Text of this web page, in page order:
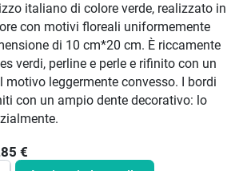
italiano di colore verde, realizzato in
con motivi floreali uniformemente
di 10 cm*20 cm. È riccamente
verdi, perline e perle e rifinito con un
motivo leggermente convesso. I bordi
con un ampio dente decorativo: lo
€